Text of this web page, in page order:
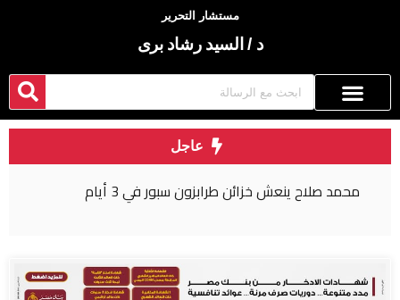
مستشار التحرير
د / السيد رشاد برى
عاجل
محمد صلاح ينعش خزائن طرابزون سبور في 3 أيام